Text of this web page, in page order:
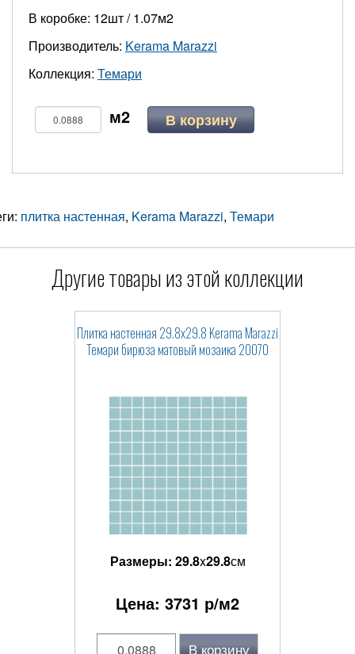
В коробке: 12шт / 1.07м2
Производитель: Kerama Marazzi
Коллекция: Темари
В корзину
плитка настенная, Kerama Marazzi, Темари
Другие товары из этой коллекции
Плитка настенная 29.8x29.8 Kerama Marazzi
Темари бирюза матовый мозаика 20070
Размеры: 29.8x29.8см
Цена: 3731 р/м2
В корзину